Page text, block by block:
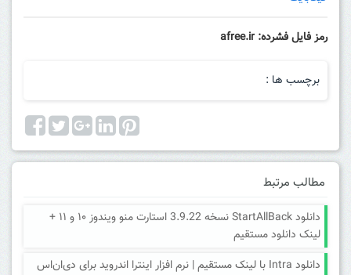
رمز فایل فشرده: afree.ir
برچسب ها :
مطالب مرتبط
دانلود StartAllBack نسخه 3.9.22 استارت منو ویندوز ۱۰ و ۱۱ +
لینک دانلود مستقیم
دانلود Intra با لینک مستقیم | نرم افزار اینترا اندروید برای دی‌ان‌اس